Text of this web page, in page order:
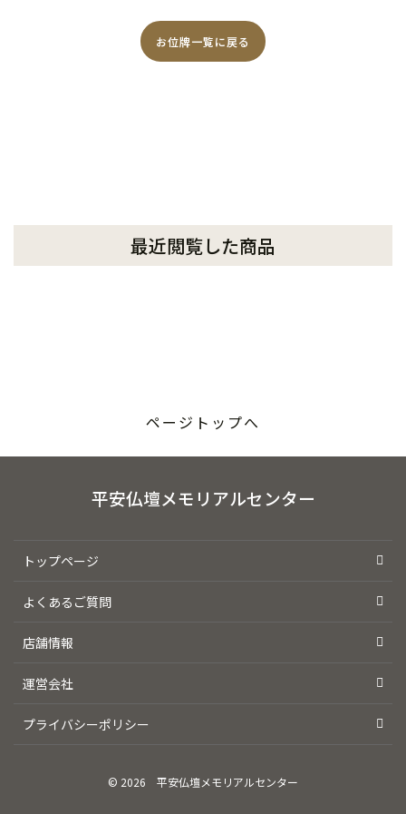
お位牌一覧に戻る
最近閲覧した商品
ページトップへ
平安仏壇メモリアルセンター
トップページ
よくあるご質問
店舗情報
運営会社
プライバシーポリシー
© 2026 平安仏壇メモリアルセンター